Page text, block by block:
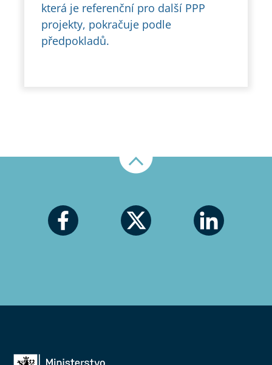
která je referenční pro další PPP
projekty, pokračuje podle
předpokladů.